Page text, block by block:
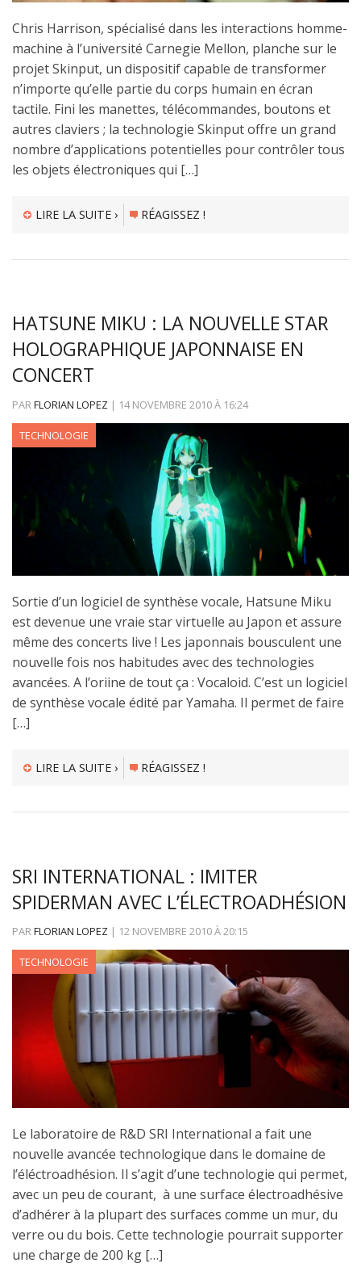
Chris Harrison, spécialisé dans les interactions homme-
machine à l’université Carnegie Mellon, planche sur le
projet Skinput, un dispositif capable de transformer
n’importe qu’elle partie du corps humain en écran
tactile. Fini les manettes, télécommandes, boutons et
autres claviers ; la technologie Skinput offre un grand
nombre d’applications potentielles pour contrôler tous
les objets électroniques qui […]
LIRE LA SUITE › RÉAGISSEZ !
HATSUNE MIKU : LA NOUVELLE STAR
HOLOGRAPHIQUE JAPONNAISE EN
CONCERT
PAR FLORIAN LOPEZ | 14 NOVEMBRE 2010À 16:24
TECHNOLOGIE
Sortie d’un logiciel de synthèse vocale, Hatsune Miku
est devenue une vraie star virtuelle au Japon et assure
même des concerts live ! Les japonnais bousculent une
nouvelle fois nos habitudes avec des technologies
avancées. A l’oriine de tout ça : Vocaloid. C’est un logiciel
de synthèse vocale édité par Yamaha. Il permet de faire
[…]
LIRE LA SUITE › RÉAGISSEZ !
SRI INTERNATIONAL : IMITER
SPIDERMAN AVEC L’ÉLECTROADHÉSION
PARFLORIAN LOPEZ | 12 NOVEMBRE 2010À20:15
TECHNOLOGIE
Le laboratoire de R&D SRI International a fait une
nouvelle avancée technologique dans le domaine de
l’éléctroadhésion. Il s’agit d’une technologie qui permet,
avec un peu de courant, à une surface électroadhésive
d’adhérer à la plupart des surfaces comme un mur, du
verre ou du bois. Cette technologie pourrait supporter
une charge de 200 kg […]